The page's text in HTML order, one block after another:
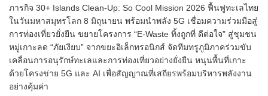
ภารกิจ 30+ Islands Clean-Up: So Cool Mission 2026 ฟื้นฟูทะเลไทย
ในวันมหาสมุทรโลก 8 มิถุนายน พร้อมนำพลัง 5G เชื่อมความร่วมมือสู่
การท่องเที่ยวยั่งยืน ขยายโครงการ “E-Waste ทิ้งถูกที่ ดีต่อใจ” สู่ชุมชน
หมู่เกาะลด “ภัยเงียบ” จากขยะอิเล็กทรอนิกส์ จัดทีมทรูภูมิภาคร่วมขับ
เคลื่อนการอนุรักษ์ทะเลและการท่องเที่ยวอย่างยั่งยืน หนุนพื้นที่เกาะ
ด้วยโครงข่าย 5G และ AI เพื่อสัญญาณที่เสถียรพร้อมบริหารพลังงาน
อย่างคุ้มค่า